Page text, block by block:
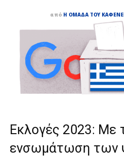
από Η ΟΜΆΔΑ ΤΟΥ
Εκλογές 2023: Με
ενσωμάτωση των